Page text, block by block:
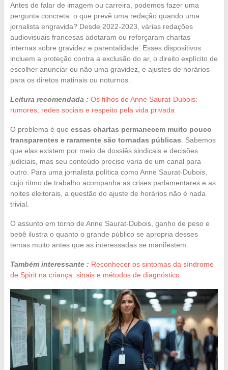
Antes de falar de imagem ou carreira, podemos fazer uma
pergunta concreta: o que prevê uma redação quando uma
jornalista engravida? Desde 2022-2023, várias redações
audiovisuais francesas adotaram ou reforçaram chartas
internas sobre gravidez e parentalidade. Esses dispositivos
incluem a proteção contra a exclusão do ar, o direito explícito de
escolher anunciar ou não uma gravidez, e ajustes de horários
para os diretos matinais ou noturnos.
Leitura recomendada : Os filhos de Anne Saurat-Dubois:
rumores, redes sociais e respeito pela vida privada
O problema é que essas chartas permanecem muito pouco
transparentes e raramente são tornadas públicas . Sabemos
que elas existem por meio de dossiês sindicais e decisões
judiciais, mas seu conteúdo preciso varia de um canal para
outro. Para uma jornalista política como Anne Saurat-Dubois,
cujo ritmo de trabalho acompanha as crises parlamentares e as
noites eleitorais, a questão do ajuste de horários não é nada
trivial.
O assunto em torno de Anne Saurat-Dubois, ganho de peso e
bebê ilustra o quanto o grande público se apropria desses
temas muito antes que as interessadas se manifestem.
Também interessante : Reconhecer os sintomas da síndrome
de Spirit na criança: sinais e métodos de diagnóstico